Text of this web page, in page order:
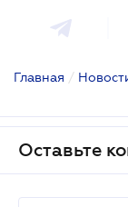
Главная /
Оставьте